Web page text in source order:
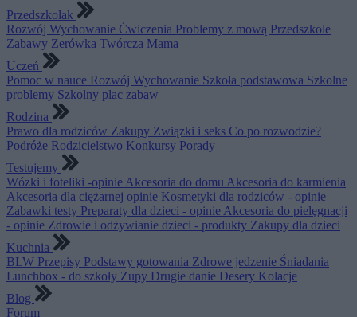
Przedszkolak
Rozwój Wychowanie Ćwiczenia Problemy z mową Przedszkole
Zabawy Zerówka Twórcza Mama
Uczeń
Pomoc w nauce Rozwój Wychowanie Szkoła podstawowa Szkolne
problemy Szkolny plac zabaw
Rodzina
Prawo dla rodziców Zakupy Związki i seks Co po rozwodzie?
Podróże Rodzicielstwo Konkursy Porady
Testujemy
Wózki i foteliki -opinie Akcesoria do domu Akcesoria do karmienia
Akcesoria dla ciężarnej opinie Kosmetyki dla rodziców - opinie
Zabawki testy Preparaty dla dzieci - opinie Akcesoria do pielęgnacji
- opinie Zdrowie i odżywianie dzieci - produkty Zakupy dla dzieci
Kuchnia
BLW Przepisy Podstawy gotowania Zdrowe jedzenie Śniadania
Lunchbox - do szkoły Zupy Drugie danie Desery Kolacje
Blog
Forum